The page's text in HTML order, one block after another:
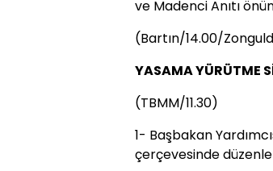
ve Madenci Anıtı
(Bartın/14.00/
YASAMA YÜRÜTME
(TBMM/11.30)
1- Başbakan
çerçevesinde